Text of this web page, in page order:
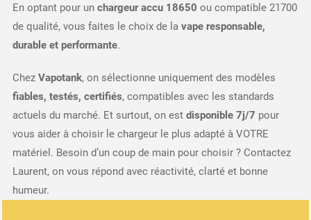
En optant pour un chargeur accu 18650 ou compatible 21700
de qualité, vous faites le choix de la vape responsable,
durable et performante.
Chez Vapotank, on sélectionne uniquement des modèles
fiables, testés, certifiés, compatibles avec les standards
actuels du marché. Et surtout, on est disponible 7j/7 pour
vous aider à choisir le chargeur le plus adapté à VOTRE
matériel. Besoin d’un coup de main pour choisir ? Contactez
Laurent, on vous répond avec réactivité, clarté et bonne
humeur.